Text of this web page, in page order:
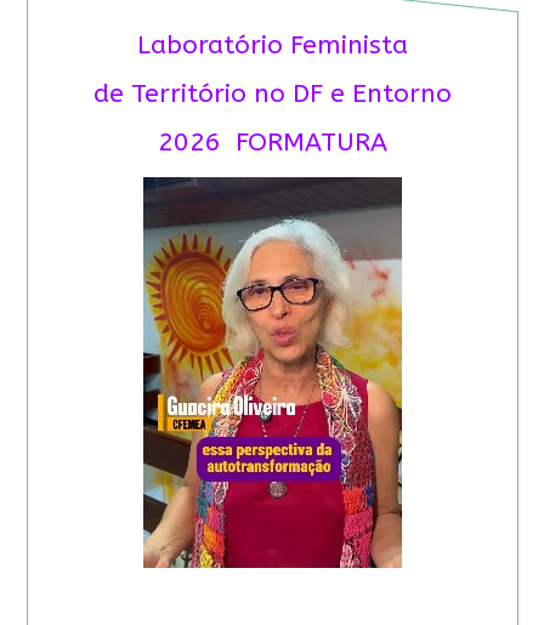
Laboratório Feminista
de Território no DF e Entorno
2026 FORMATURA